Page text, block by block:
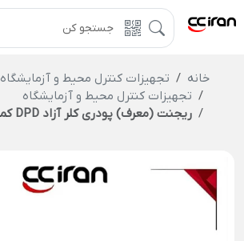
خانه
تجهیزات کنترل محیط و آزمایشگاه
تجهیزات کنترل محیط و آزمایشگاه
ریجنت (معرف) پودری کلر آزاد DPD کمپانی HACH